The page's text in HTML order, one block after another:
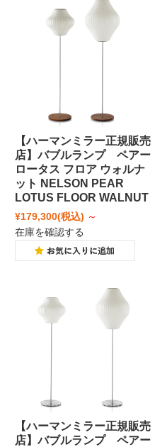
【ハーマンミラー正規販売
店】バブルランプ ペアー
ロータス フロア ウォルナ
ット NELSON PEAR
LOTUS FLOOR WALNUT
¥179,300(税込) ～
在庫を確認する
【ハーマンミラー正規販売
店】バブルランプ ペアー